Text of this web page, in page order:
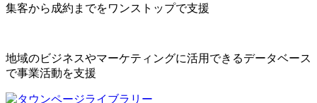
集客から成約までをワンストップで支援
地域のビジネスやマーケティングに活用できるデータベース
で事業活動を支援